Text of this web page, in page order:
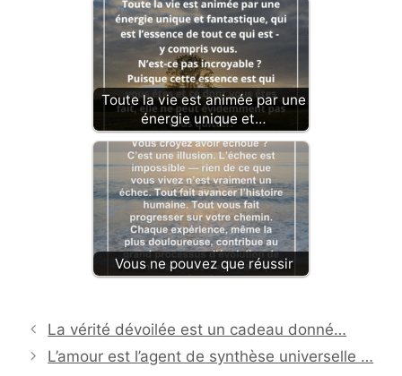
Toute la vie est animée par une
énergie unique et…
Vous ne pouvez que réussir
La vérité dévoilée est un cadeau donné…
L’amour est l’agent de synthèse universelle …